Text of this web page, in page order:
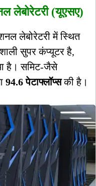
लेबोरेटरी (यूएसए)
लेबोरेटरी में स्थित
सुपर कंप्यूटर है,
है। समिट-जैसे
94.6 पेटाफ्लॉप्सकी है।